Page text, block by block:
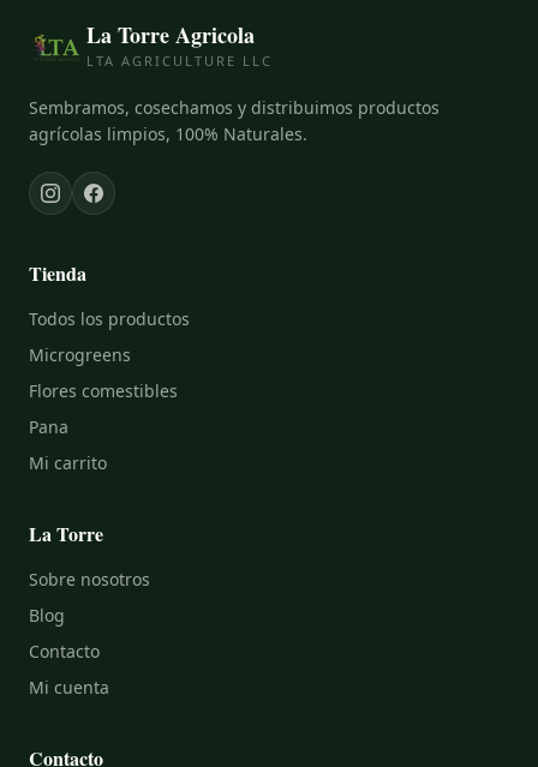
La Torre Agricola
LTA AGRICULTURE LLC
Sembramos, cosechamos y distribuimos productos
agrícolas limpios, 100% Naturales.
Tienda
Todos los productos
Microgreens
Flores comestibles
Pana
Mi carrito
La Torre
Sobre nosotros
Blog
Contacto
Mi cuenta
Contacto